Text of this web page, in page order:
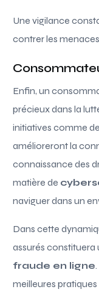
Une vigilance
contrer les
Enfin, un
précieux dans la
initiatives comme
amélioreront la
connaissance des
matière de
naviguer dans un
Dans cette
assurés constituera
fraude en ligne
meilleures